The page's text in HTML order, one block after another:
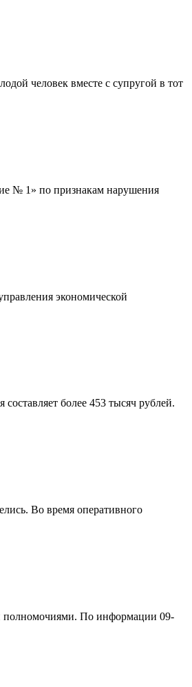
человек вместе с супругой в тот
№ 1» по признакам нарушения
экономической
более 453 тысяч рублей.
Во время оперативного
полномочиями. По информации 09-